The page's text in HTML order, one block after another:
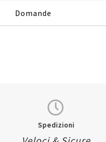
Domande
Spedizioni